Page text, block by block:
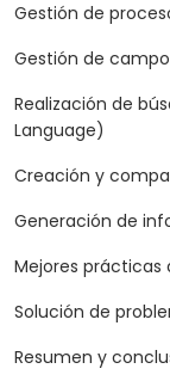
Gestión de
Gestión de
Realización de
Language)
Creación y
Generación de
Mejores prácticas
Solución de
Resumen y